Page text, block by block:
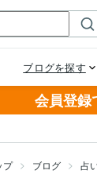
会員登録
プ ブログ 占